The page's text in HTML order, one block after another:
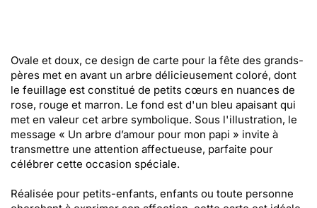
Ovale et doux, ce design de carte pour la fête des grands-
pères met en avant un arbre délicieusement coloré, dont
le feuillage est constitué de petits cœurs en nuances de
rose, rouge et marron. Le fond est d'un bleu apaisant qui
met en valeur cet arbre symbolique. Sous l'illustration, le
message « Un arbre d’amour pour mon papi » invite à
transmettre une attention affectueuse, parfaite pour
célébrer cette occasion spéciale.
Réalisée pour petits-enfants, enfants ou toute personne